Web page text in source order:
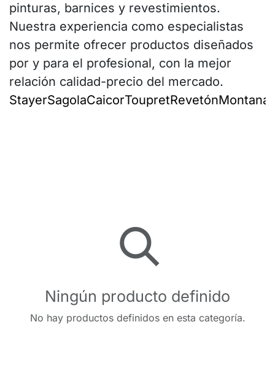
pinturas, barnices y revestimientos.
Nuestra experiencia como especialistas
nos permite ofrecer productos diseñados
por y para el profesional, con la mejor
relación calidad-precio del mercado.
StayerSagolaCaicorToupretRevetónMontana
Ningún producto definido
No hay productos definidos en esta categoría.